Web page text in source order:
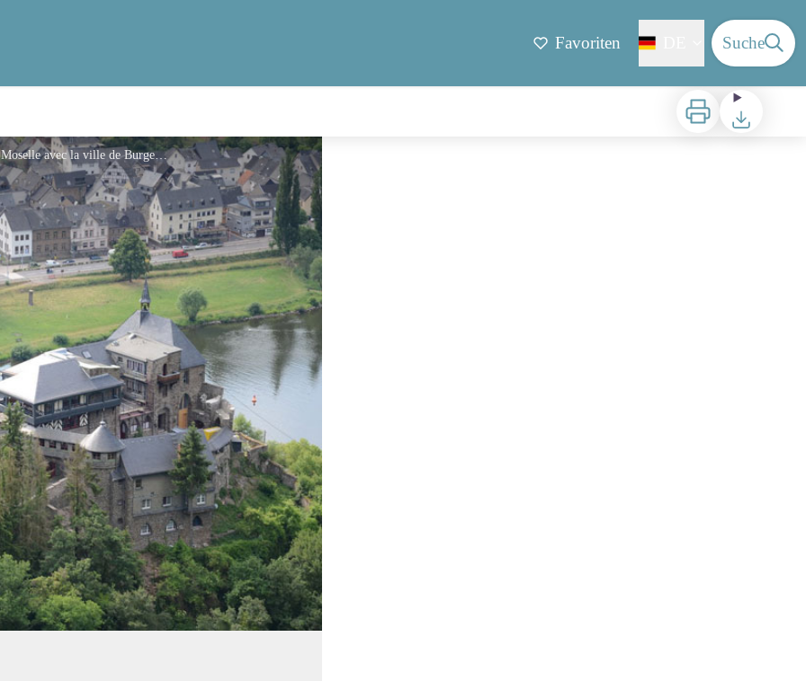
Favoriten Suche
Zu druckenHerunterladen
Château de Bischofstein, sur la rive gauche de La Moselle avec la ville de Burgen - Gruppenhaus.de